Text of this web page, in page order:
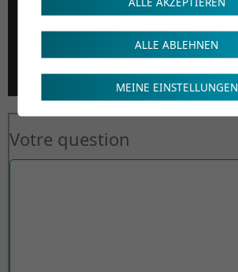
Votre question
ALLE ABLEHNEN
MEINE EINSTELLUNGEN